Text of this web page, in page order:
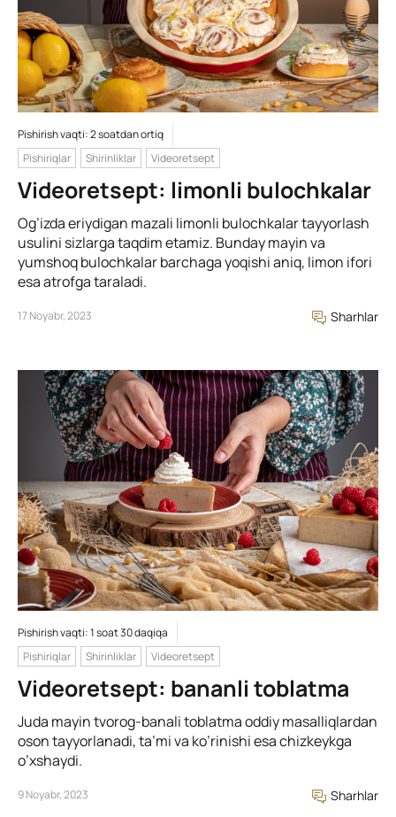
Pishirish vaqti: 2 soatdan ortiq
Pishiriqlar
Shirinliklar Videoretsept
Videoretsept: limonli bulochkalar
Og’izda eriydigan mazali limonli bulochkalar tayyorlash
usulini sizlarga taqdim etamiz. Bunday mayin va
yumshoq bulochkalar barchaga yoqishi aniq, limon ifori
esa atrofga taraladi.
17 Noyabr, 2023 Sharhlar
Pishirish vaqti: 1 soat 30 daqiqa
Pishiriqlar
Shirinliklar Videoretsept
Videoretsept: bananli toblatma
Juda mayin tvorog-banali toblatma oddiy masalliqlardan
oson tayyorlanadi, ta’mi va ko’rinishi esa chizkeykga
o’xshaydi.
9 Noyabr, 2023 Sharhlar